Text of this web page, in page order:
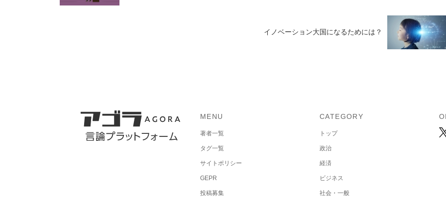
イノベーション大国になるためには？
MENU
著者一覧
タグ一覧
サイトポリシー
GEPR
投稿募集
CATEGORY
トップ
政治
経済
ビジネス
社会・一般